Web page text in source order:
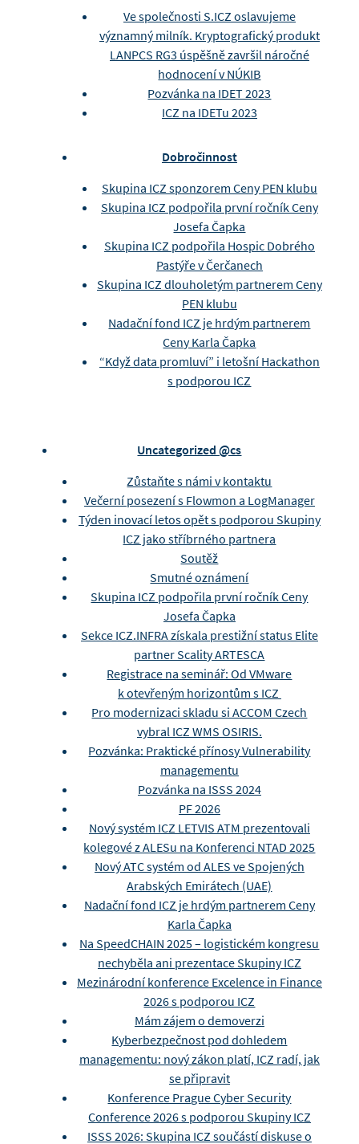
Ve společnosti S.ICZ oslavujeme
významný milník. Kryptografický produkt
LANPCS RG3 úspěšně završil náročné
hodnocení v NÚKIB
Pozvánka na IDET 2023
ICZ na IDETu 2023
Dobročinnost
Skupina ICZ sponzorem Ceny PEN klubu
Skupina ICZ podpořila první ročník Ceny
Josefa Čapka
Skupina ICZ podpořila Hospic Dobrého
Pastýře v Čerčanech
Skupina ICZ dlouholetým partnerem Ceny
PEN klubu
Nadační fond ICZ je hrdým partnerem
Ceny Karla Čapka
“Když data promluví” i letošní Hackathon
s podporou ICZ
Uncategorized @cs
Zůstaňte s námi v kontaktu
Večerní posezení s Flowmon a LogManager
Týden inovací letos opět s podporou Skupiny
ICZ jako stříbrného partnera
Soutěž
Smutné oznámení
Skupina ICZ podpořila první ročník Ceny
Josefa Čapka
Sekce ICZ.INFRA získala prestižní status Elite
partner Scality ARTESCA
Registrace na seminář: Od VMware
k otevřeným horizontům s ICZ
Pro modernizaci skladu si ACCOM Czech
vybral ICZ WMS OSIRIS.
Pozvánka: Praktické přínosy Vulnerability
managementu
Pozvánka na ISSS 2024
PF 2026
Nový systém ICZ LETVIS ATM prezentovali
kolegové z ALESu na Konferenci NTAD 2025
Nový ATC systém od ALES ve Spojených
Arabských Emirátech (UAE)
Nadační fond ICZ je hrdým partnerem Ceny
Karla Čapka
Na SpeedCHAIN 2025 – logistickém kongresu
nechyběla ani prezentace Skupiny ICZ
Mezinárodní konference Excelence in Finance
2026 s podporou ICZ
Mám zájem o demoverzi
Kyberbezpečnost pod dohledem
managementu: nový zákon platí, ICZ radí, jak
se připravit
Konference Prague Cyber Security
Conference 2026 s podporou Skupiny ICZ
ISSS 2026: Skupina ICZ součástí diskuse o